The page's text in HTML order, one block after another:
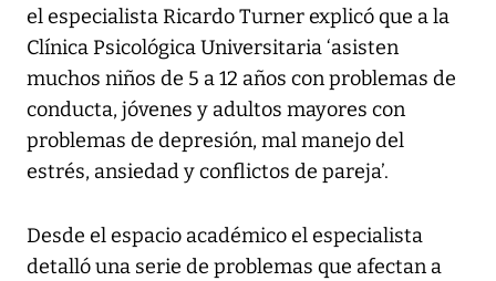
el especialista Ricardo Turner explicó que a la
Clínica Psicológica Universitaria ‘asisten
muchos niños de 5 a 12 años con problemas de
conducta, jóvenes y adultos mayores con
problemas de depresión, mal manejo del
estrés, ansiedad y conflictos de pareja’.
Desde el espacio académico el especialista
detalló una serie de problemas que afectan a